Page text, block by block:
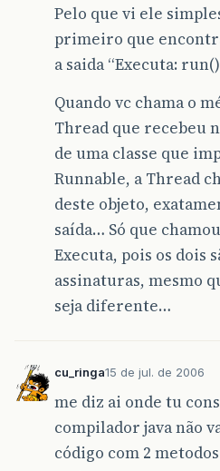
Pelo que vi ele
primeiro que
a saida “Executa:
Quando vc chama o
Thread que recebeu
de uma classe que
Runnable, a Thread
deste objeto,
saída… Só que
Executa, pois os dois
assinaturas, mesmo
seja diferente…
cu_ringa15 de jul. de 2006
me diz ai onde tu
compilador java não
código com 2